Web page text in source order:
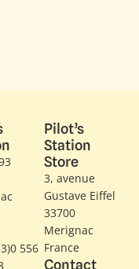
556
Pilot’s
Station
Store
3, avenue
Gustave Eiffel​
33700
Merignac
France
Contact